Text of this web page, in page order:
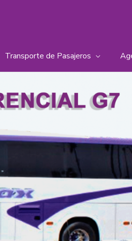
Transporte de Pasajeros